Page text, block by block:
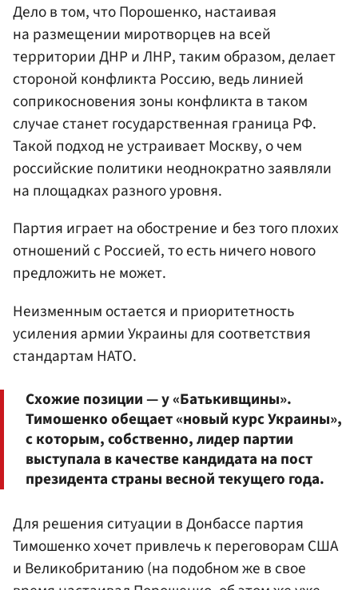
Дело в том, что Порошенко, настаивая
на размещении миротворцев на всей
территории ДНР и ЛНР, таким образом, делает
стороной конфликта Россию, ведь линией
соприкосновения зоны конфликта в таком
случае станет государственная граница РФ.
Такой подход не устраивает Москву, о чем
российские политики неоднократно заявляли
на площадках разного уровня.
Партия играет на обострение и без того плохих
отношений с Россией, то есть ничего нового
предложить не может.
Неизменным остается и приоритетность
усиления армии Украины для соответствия
стандартам НАТО.
Схожие позиции — у «Батькивщины».
Тимошенко обещает «новый курс Украины»,
с которым, собственно, лидер партии
выступала в качестве кандидата на пост
президента страны весной текущего года.
Для решения ситуации в Донбассе партия
Тимошенко хочет привлечь к переговорам США
и Великобританию (на подобном же в свое